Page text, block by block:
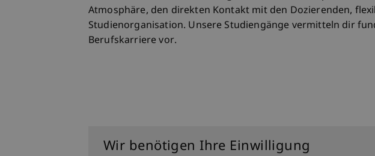
Atmosphäre, den direkten Kontakt mit den Dozierenden,
Studienorganisation. Unsere Studiengänge vermitteln dir
Berufskarriere vor.
Entdecke unseren Campus
Wir benötigen Ihre Einwilligung